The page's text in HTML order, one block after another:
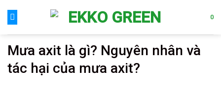
0
Mưa axit là gì? Nguyên nhân và
tác hại của mưa axit?